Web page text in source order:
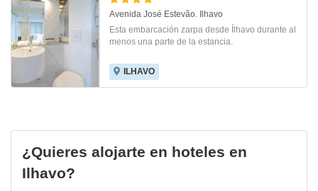
Avenida José Estevão. Ilhavo
Esta embarcación zarpa desde Ílhavo durante al
menos una parte de la estancia.
ILHAVO
¿Quieres alojarte en hoteles en
Ilhavo?